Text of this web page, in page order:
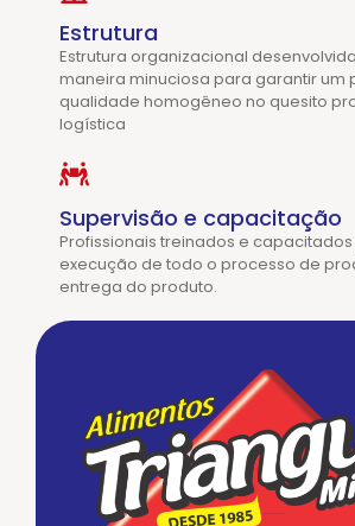
Estrutura
Estrutura organizacional
maneira minuciosa para garantir um
qualidade homogêneo no quesito
logística
Supervisão e capacitação
Profissionais treinados e
execução de todo o processo de
entrega do produto.